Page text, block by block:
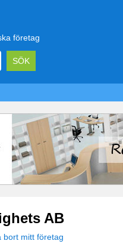
företag
AB
bort mitt företag